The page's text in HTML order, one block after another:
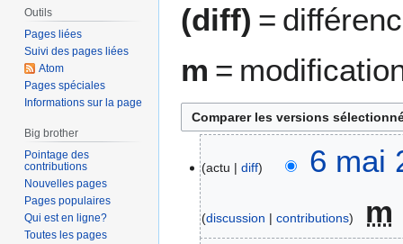
(diff) =
m =
m
actu diff 6 mai
discussion contributions m
Outils
Pages liées
Suivi des pages liées
Atom
Pages spéciales
Informations sur la page
Big brother
Pointage des
contributions
Nouvelles pages
Pages populaires
Qui est en ligne?
Toutes les pages